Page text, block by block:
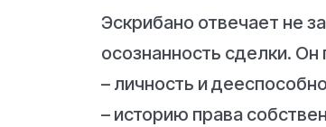
Эскрибано отвечает не
осознанность сделки. Он
– личность и
– историю права